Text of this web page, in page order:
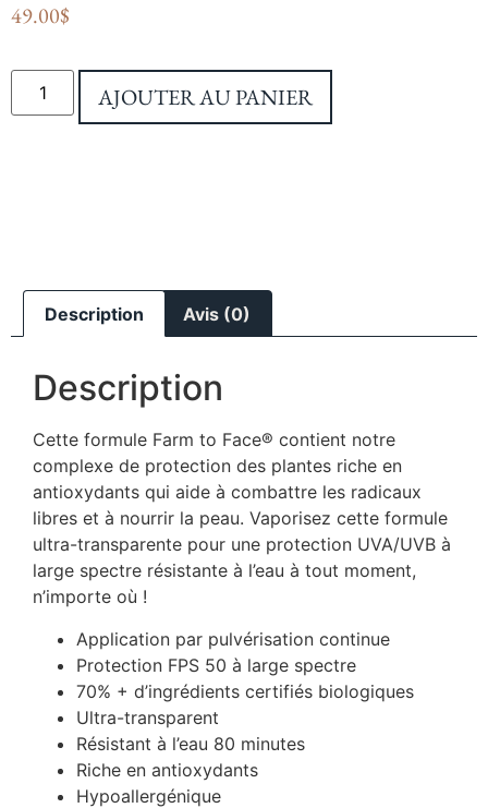
49.00$
AJOUTER AU PANIER
Description Avis (0)
Description
Cette formule Farm to Face® contient notre
complexe de protection des plantes riche en
antioxydants qui aide à combattre les radicaux
libres et à nourrir la peau. Vaporisez cette formule
ultra-transparente pour une protection UVA/UVB à
large spectre résistante à l’eau à tout moment,
n’importe où !
Application par pulvérisation continue
Protection FPS 50 à large spectre
70% + d’ingrédients certifiés biologiques
Ultra-transparent
Résistant à l’eau 80 minutes
Riche en antioxydants
Hypoallergénique